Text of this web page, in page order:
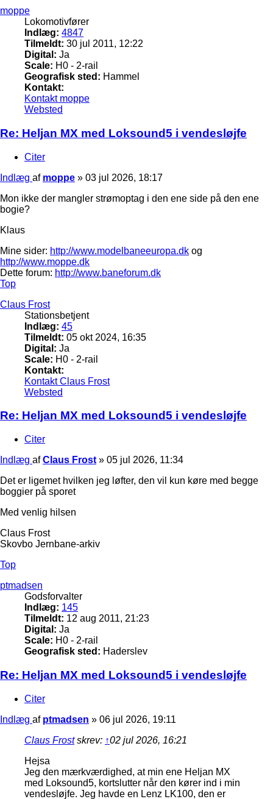
moppe
Lokomotivfører
Indlæg: 4847
Tilmeldt: 30 jul 2011, 12:22
Digital: Ja
Scale: H0 - 2-rail
Geografisk sted: Hammel
Kontakt:
Kontakt moppe
Websted
Re: Heljan MX med Loksound5 i vendesløjfe
Citer
Indlæg af moppe » 03 jul 2026, 18:17
Mon ikke der mangler strømoptag i den ene side på den ene
bogie?
Klaus
Mine sider: http://www.modelbaneeuropa.dk og
http://www.moppe.dk
Dette forum: http://www.baneforum.dk
Top
Claus Frost
Stationsbetjent
Indlæg: 45
Tilmeldt: 05 okt 2024, 16:35
Digital: Ja
Scale: H0 - 2-rail
Kontakt:
Kontakt Claus Frost
Websted
Re: Heljan MX med Loksound5 i vendesløjfe
Citer
Indlæg afClaus Frost » 05 jul 2026, 11:34
Det er ligemet hvilken jeg løfter, den vil kun køre med begge
boggier på sporet
Med venlig hilsen
Claus Frost
Skovbo Jernbane-arkiv
Top
ptmadsen
Godsforvalter
Indlæg: 145
Tilmeldt: 12 aug 2011, 21:23
Digital: Ja
Scale: H0 - 2-rail
Geografisk sted: Haderslev
Re: Heljan MX med Loksound5 i vendesløjfe
Citer
Indlæg af ptmadsen » 06 jul 2026, 19:11
Claus Frostskrev: ↑02 jul 2026, 16:21
Hejsa
Jeg den mærkværdighed, at min ene Heljan MX
med Loksound5, kortslutter når den kører ind i min
vendesløjfe. Jeg havde en Lenz LK100, den er